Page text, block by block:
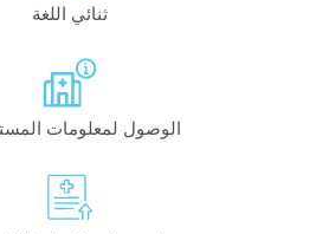
ثنائي اللغة
الوصول لمعلومات